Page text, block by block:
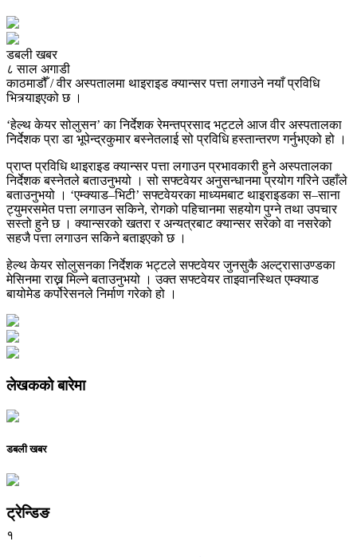
डबली खबर
८ साल अगाडी
काठमाडौँ / वीर अस्पतालमा थाइराइड क्यान्सर पत्ता लगाउने नयाँ प्रविधि
भित्र्याइएको छ ।
‘हेल्थ केयर सोलुसन’ का निर्देशक रेमन्तप्रसाद भट्टले आज वीर अस्पतालका
निर्देशक प्रा डा भूपेन्द्रकुमार बस्नेतलाई सो प्रविधि हस्तान्तरण गर्नुभएको हो ।
प्राप्त प्रविधि थाइराइड क्यान्सर पत्ता लगाउन प्रभावकारी हुने अस्पतालका
निर्देशक बस्नेतले बताउनुभयो । सो सफ्टवेयर अनुसन्धानमा प्रयोग गरिने उहाँले
बताउनुभयो । ‘एम्क्याड–भिटी’ सफ्टवेयरका माध्यमबाट थाइराइडका स–साना
ट्युमरसमेत पत्ता लगाउन सकिने, रोगको पहिचानमा सहयोग पुग्ने तथा उपचार
सस्तो हुने छ । क्यान्सरको खतरा र अन्यत्रबाट क्यान्सर सरेको वा नसरेको
सहजै पत्ता लगाउन सकिने बताइएको छ ।
हेल्थ केयर सोलुसनका निर्देशक भट्टले सफ्टवेयर जुनसुकै अल्ट्रासाउण्डका
मेसिनमा राख्न मिल्ने बताउनुभयो । उक्त सफ्टवेयर ताइवानस्थित एम्क्याड
बायोमेड कर्पोरेसनले निर्माण गरेको हो ।
लेखकको बारेमा
डबली खबर
ट्रेन्डिङ
१